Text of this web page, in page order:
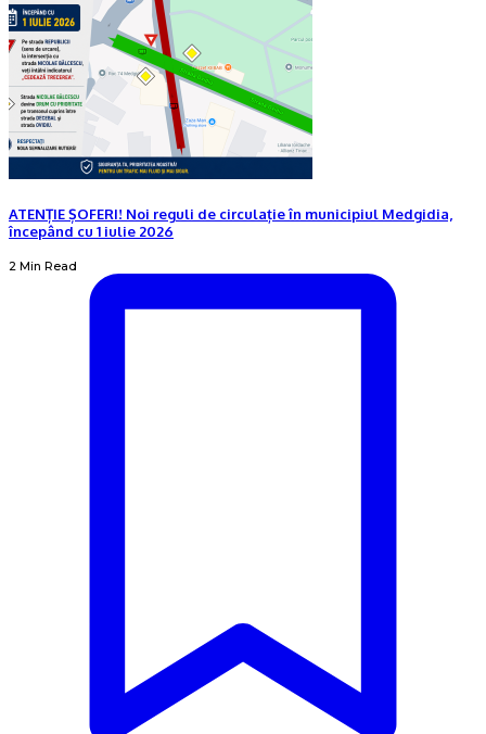
ATENȚIE ȘOFERI! Noi reguli de circulație în municipiul Medgidia,
începând cu 1 iulie 2026
2 Min Read